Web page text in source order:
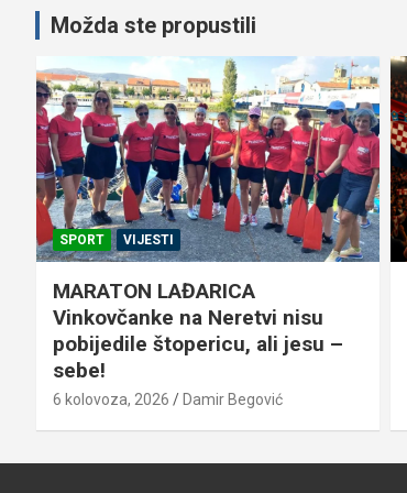
Možda ste propustili
SPORT TEMA DANA VIJESTI
Da, dragi, naivni Hrvati; novac –
a ne domovina – jedini je
Dalićev životni pokretač!
6 kolovoza, 2026